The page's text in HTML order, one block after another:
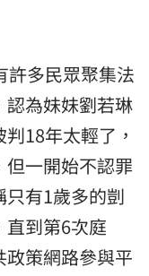
許多民眾聚集法
認為妹妹劉若琳
18年太輕了，
一開始不認罪
有1歲多的剴
到第6次庭
策網路參與平